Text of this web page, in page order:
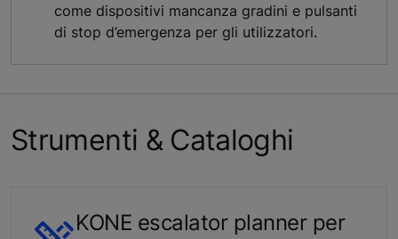
come dispositivi mancanza gradini e pulsanti
di stop d’emergenza per gli utilizzatori.
Strumenti & Cataloghi
KONE escalator planner per